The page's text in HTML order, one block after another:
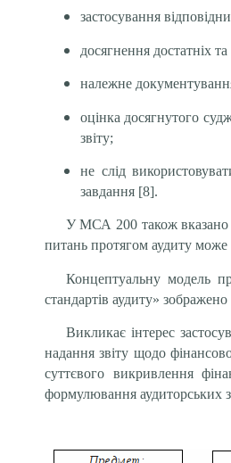
застосування
досягнення достатніх
належне
оцінка досягнутого
звіту;
не слід
завдання [8].
У МСА 200 також вказано
питань протягом аудиту може
Концептуальну модель
стандартів аудиту»
Викликає інтерес
надання звіту щодо
суттєвого викривлення
формулювання аудиторських